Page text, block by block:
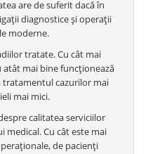
are de suferit dacă în
diagnostice şi operaţii
moderne.
tratate. Cu cât mai
mai bine funcţionează
tratamentul cazurilor mai
mai mici.
calitatea serviciilor
medical. Cu cât este mai
de pacienţi